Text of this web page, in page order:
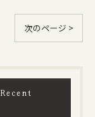
次のページ >
Recent